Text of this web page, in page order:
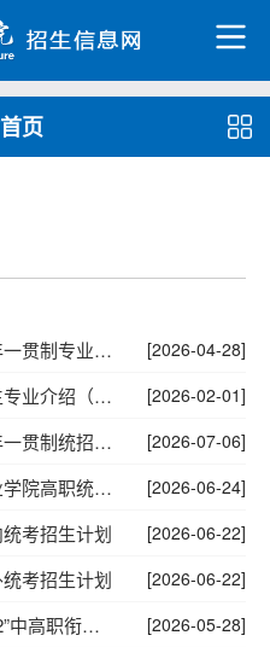
页
北京农业职业学院2026年五年一贯制专业介绍 [2026-04-28]
2026年北京农业职业学院招生专业介绍（高招） [2026-02-01]
北京农业职业学院​‍2026年五年一贯制统招招生计划 [2026-07-06]
抢先看｜2026年北京农业职业学院高职统招计划发布！ [2026-06-24]
考招生计划 [2026-06-22]
考招生计划 [2026-06-22]
北京农业职业学院2026年“3+2”中高职衔接项目转段拟录取名单公示 [2026-05-28]